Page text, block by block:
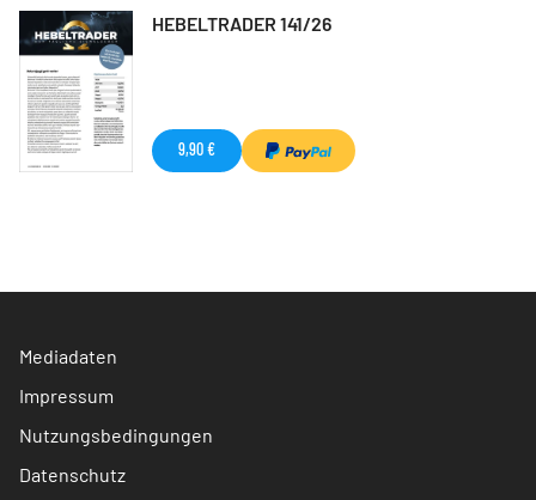
HEBELTRADER 141/26
9,90 €
Mediadaten
Impressum
Nutzungsbedingungen
Datenschutz